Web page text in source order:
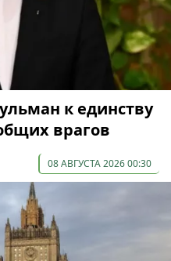
к единству
врагов
08 АВГУСТА 2026 00:30